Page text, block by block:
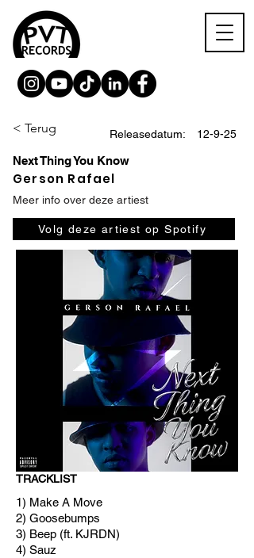
< Terug Releasedatum: 12-9-25
Next Thing You Know
Gerson Rafael
Meer info over deze artiest
Volg deze artiest op Spotify
TRACKLIST
1) Make A Move
2) Goosebumps
3) Beep (ft. KJRDN)
4) Sauz